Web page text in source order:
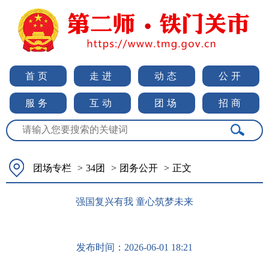
首页 走进 动态 公开
服务 互动 团场 招商
团场专栏 > 34团 > 团务公开 > 正文
强国复兴有我 童心筑梦未来
发布时间： 2026-06-01 18:21